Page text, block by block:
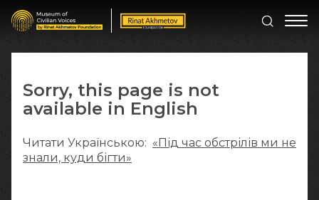
Sorry, this page is not
available in English
Читати Українською: «Під час обстрілів ми не
знали, куди бігти»